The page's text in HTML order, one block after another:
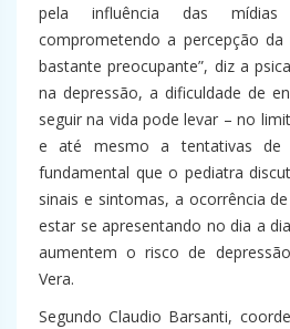
pela influência das
comprometendo a percepção
bastante preocupante”, diz a
na depressão, a dificuldade de
seguir na vida pode levar – no
e até mesmo a tentativas de
fundamental que o pediatra
sinais e sintomas, a ocorrência
estar se apresentando no dia a
aumentem o risco de
Vera.
Segundo Claudio Barsanti,